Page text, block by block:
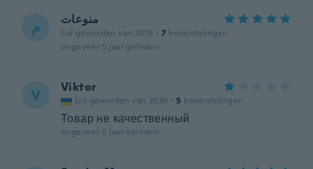
م منوعات
Lid geworden van 2019 · 7 beoordelingen
ongeveer 5 jaar geleden
V Viktor
Lid geworden van 2020 · 5 beoordelingen
Товар не качественный
ongeveer 5 jaar geleden